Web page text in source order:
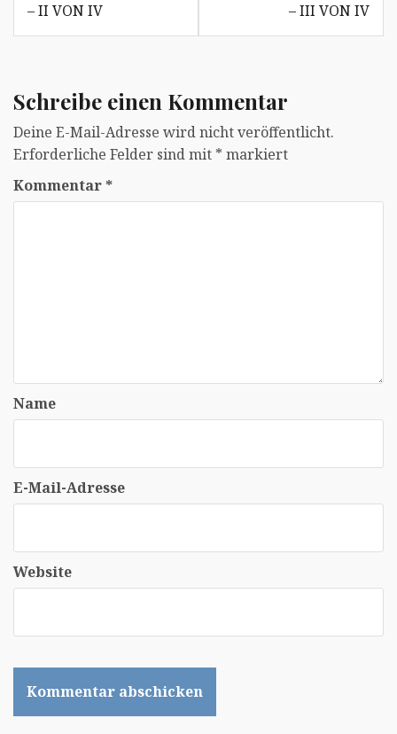
– II VON IV
– III VON IV
Schreibe einen Kommentar
Deine E-Mail-Adresse wird nicht veröffentlicht.
Erforderliche Felder sind mit * markiert
Kommentar*
Name
E-Mail-Adresse
Website